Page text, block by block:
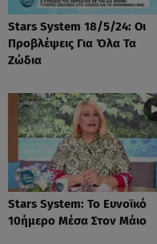
Stars System 18/5/24: Οι
Προβλέψεις Για Όλα Τα
Ζώδια
Stars System: Το Ευνοϊκό
10ήμερο Μέσα Στον Μάιο